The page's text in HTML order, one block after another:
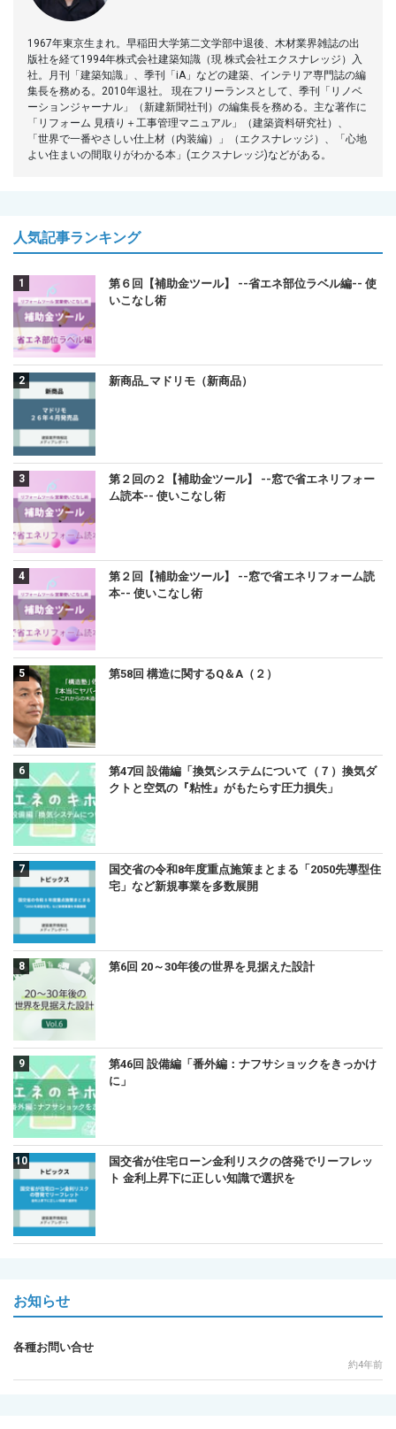
1967年東京生まれ。早稲田大学第二文学部中退後、木材業界雑誌の出
版社を経て1994年株式会社建築知識（現 株式会社エクスナレッジ）入
社。月刊「建築知識」、季刊「iA」などの建築、インテリア専門誌の編
集長を務める。2010年退社。 現在フリーランスとして、季刊「リノベ
ーションジャーナル」（新建新聞社刊）の編集長を務める。主な著作に
「リフォーム 見積り＋工事管理マニュアル」（建築資料研究社）、
「世界で一番やさしい仕上材（内装編）」（エクスナレッジ）、「心地
よい住まいの間取りがわかる本」(エクスナレッジ)などがある。
人気記事ランキング
第６回【補助金ツール】 --省エネ部位ラベル編-- 使
いこなし術
新商品_マドリモ（新商品）
第２回の２【補助金ツール】 --窓で省エネリフォー
ム読本-- 使いこなし術
第２回【補助金ツール】 --窓で省エネリフォーム読
本-- 使いこなし術
第58回 構造に関するQ＆A（２）
第47回 設備編「換気システムについて（７）換気ダ
クトと空気の『粘性』がもたらす圧力損失」
国交省の令和8年度重点施策まとまる「2050先導型住
宅」など新規事業を多数展開
第6回 20～30年後の世界を見据えた設計
第46回 設備編「番外編：ナフサショックをきっかけ
に」
国交省が住宅ローン金利リスクの啓発でリーフレッ
ト 金利上昇下に正しい知識で選択を
お知らせ
各種お問い合せ
約4年前